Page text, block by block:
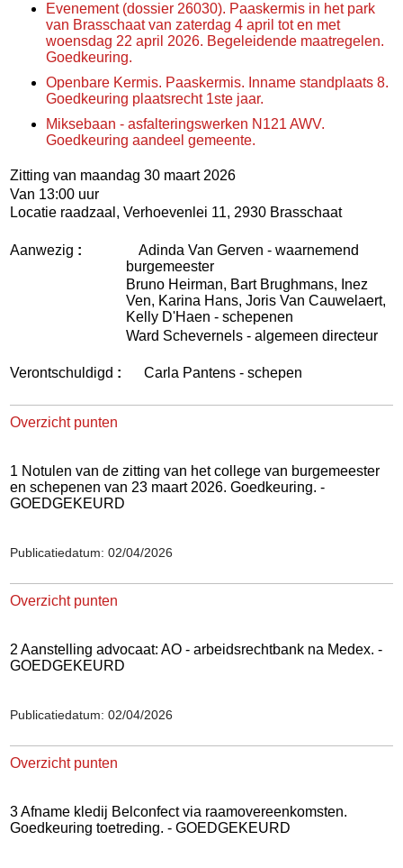
Evenement (dossier 26030). Paaskermis in het park
van Brasschaat van zaterdag 4 april tot en met
woensdag 22 april 2026. Begeleidende maatregelen.
Goedkeuring.
Openbare Kermis. Paaskermis. Inname standplaats 8.
Goedkeuring plaatsrecht 1ste jaar.
Miksebaan - asfalteringswerken N121 AWV.
Goedkeuring aandeel gemeente.
Zitting van maandag 30 maart 2026
Van 13:00 uur
Locatie raadzaal, Verhoevenlei 11, 2930 Brasschaat
Aanwezig :
Adinda Van Gerven - waarnemend
burgemeester
Bruno Heirman, Bart Brughmans, Inez
Ven, Karina Hans, Joris Van Cauwelaert,
Kelly D'Haen - schepenen
Ward Schevernels - algemeen directeur
Verontschuldigd : Carla Pantens - schepen
Overzicht punten
1 Notulen van de zitting van het college van burgemeester
en schepenen van 23 maart 2026. Goedkeuring. -
GOEDGEKEURD
Publicatiedatum: 02/04/2026
Overzicht punten
2 Aanstelling advocaat: AO - arbeidsrechtbank na Medex. -
GOEDGEKEURD
Publicatiedatum: 02/04/2026
Overzicht punten
3 Afname kledij Belconfect via raamovereenkomsten.
Goedkeuring toetreding. - GOEDGEKEURD